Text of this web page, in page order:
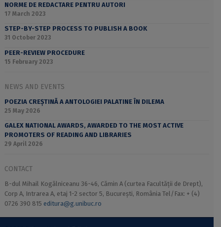
NORME DE REDACTARE PENTRU AUTORI
17 March 2023
STEP-BY-STEP PROCESS TO PUBLISH A BOOK
31 October 2023
PEER-REVIEW PROCEDURE
15 February 2023
NEWS AND EVENTS
POEZIA CREȘTINĂ A ANTOLOGIEI PALATINE ÎN DILEMA
25 May 2026
GALEX NATIONAL AWARDS, AWARDED TO THE MOST ACTIVE
PROMOTERS OF READING AND LIBRARIES
29 April 2026
CONTACT
B-dul Mihail Kogălniceanu 36-46, Cămin A (curtea Facultății de Drept),
Corp A, Intrarea A, etaj 1-2 sector 5, București, România Tel/Fax: + (4)
0726 390 815 editura@g.unibuc.ro